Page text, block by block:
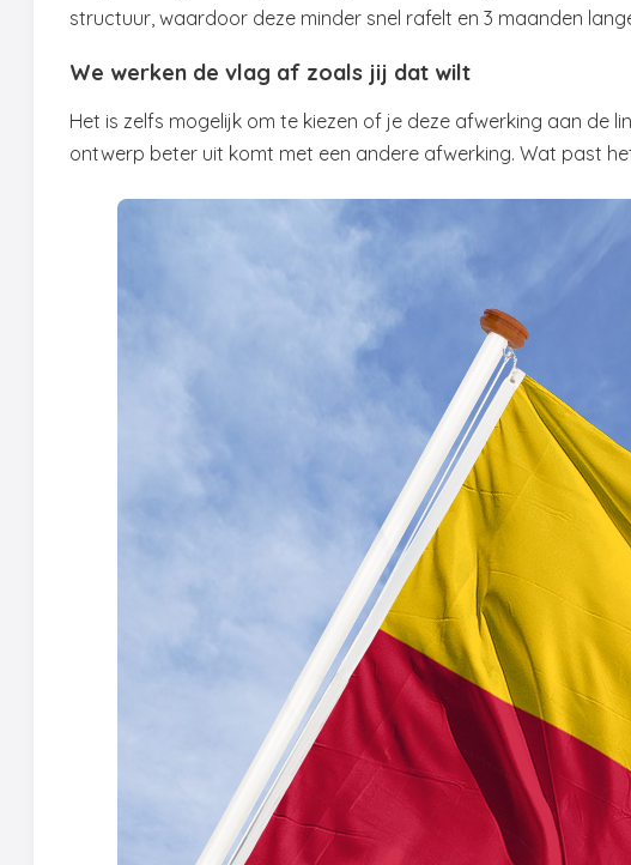
structuur, waardoor deze minder snel rafelt en 3 maanden
We werken de vlag af zoals jij dat wilt
Het is zelfs mogelijk om te kiezen of je deze afwerking aan de
ontwerp beter uit komt met een andere afwerking. Wat past